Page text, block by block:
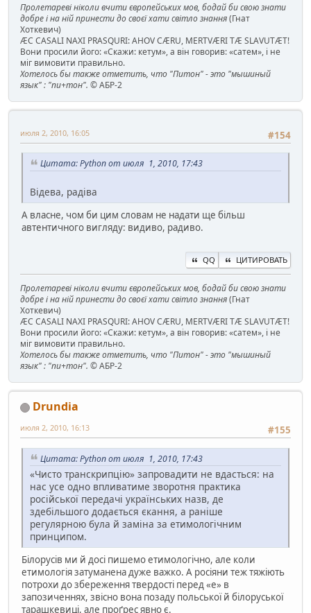
Пролетареві ніколи вчити європейських мов, бодай би свою знати
добре і на ній принести до своєї хати світло знання(Гнат
Хоткевич)
ÆC CASALI NAXI PRASQURI: AHOV CÆRU, MERTVÆRI TÆ SLAVUTÆT!
Вони просили його: «Скажи: кетум», а він говорив: «сатем», і не
міг вимовити правильно.
Хотелось бы также отметить, что "Питон" - это "мышиный
язык" : "пи+тон". © АБР-2
#154
июля 2, 2010, 16:05
Цитата: Python от июля 1, 2010, 17:43
Відева, радіва
А власне, чом би цим словам не надати ще більш
автентичного вигляду: видиво, радиво.
QQ ЦИТИРОВАТЬ
Пролетареві ніколи вчити європейських мов, бодай би свою знати
добре і на ній принести до своєї хати світло знання(Гнат
Хоткевич)
ÆC CASALI NAXI PRASQURI: AHOV CÆRU, MERTVÆRI TÆ SLAVUTÆT!
Вони просили його: «Скажи: кетум», а він говорив: «сатем», і не
міг вимовити правильно.
Хотелось бы также отметить, что "Питон" - это "мышиный
язык" : "пи+тон". © АБР-2
Drundia
#155
июля 2, 2010, 16:13
Цитата: Python от июля 1, 2010, 17:43
«Чисто транскрипцію» запровадити не вдасться: на
нас усе одно впливатиме зворотня практика
російської передачі українських назв, де
здебільшого додається єкання, а раніше
регулярною була й заміна за етимологічним
принципом.
Білорусів ми й досі пишемо етимологічно, але коли
етимологія затуманена дуже важко. А росіяни теж тяжіють
потрохи до збереження твердості перед «е» в
запозиченнях, звісно вона позаду польської й білоруської
тарашкевиці, але проґрес явно є.